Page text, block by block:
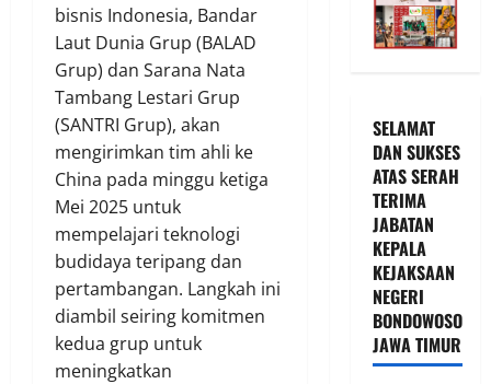
bisnis Indonesia, Bandar
Laut Dunia Grup (BALAD
Grup) dan Sarana Nata
Tambang Lestari Grup
(SANTRI Grup), akan
mengirimkan tim ahli ke
China pada minggu ketiga
Mei 2025 untuk
mempelajari teknologi
budidaya teripang dan
pertambangan. Langkah ini
diambil seiring komitmen
kedua grup untuk
meningkatkan
SELAMAT
DAN SUKSES
ATAS SERAH
TERIMA
JABATAN
KEPALA
KEJAKSAAN
NEGERI
BONDOWOSO
JAWA TIMUR